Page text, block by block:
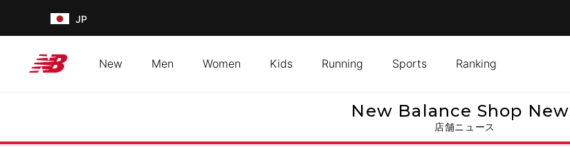
JP
New Men Women Kids Running Sports Ranking
New Balance Shop
店舗ニュース